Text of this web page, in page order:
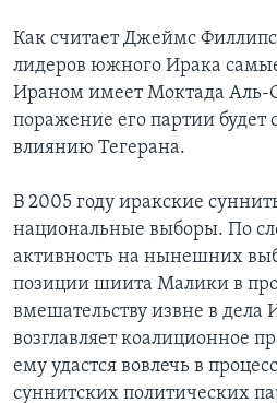
Как считает Джеймс
лидеров южного Ирака
Ираном имеет Моктада Аль-
поражение его партии будет
влиянию Тегерана.
В 2005 году иракские
национальные выборы. По
активность на нынешних
позиции шиита Малики в
вмешательству извне в
возглавляет коалиционное
ему удастся вовлечь в
суннитских политических